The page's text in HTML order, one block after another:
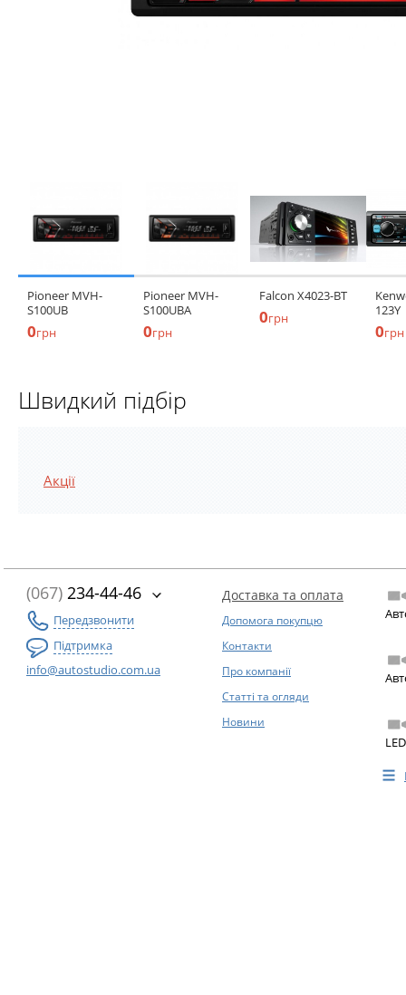
Pioneer MVH-
S100UB
0грн
Pioneer MVH-
S100UBA
0грн
Falcon X4023-BT
0грн
123Y
0грн
Швидкий підбір
Акції
(067) 234-44-46
Передзвонити
Підтримка
info@autostudio.com.ua
Доставка та оплата
Допомога покупцю
Контакти
Про компанії
Статті та огляди
Новини